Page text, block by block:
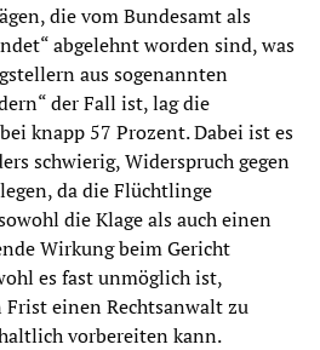
die vom Bundesamt als
abgelehnt worden sind, was
aus sogenannten
der Fall ist, lag die
knapp 57 Prozent. Dabei ist es
schwierig, Widerspruch gegen
da die Flüchtlinge
die Klage als auch einen
Wirkung beim Gericht
es fast unmöglich ist,
einen Rechtsanwalt zu
vorbereiten kann.